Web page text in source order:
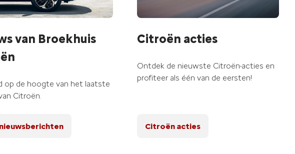
van Broekhuis
op de hoogte van het laatste
Citroën.
Citroën acties
Ontdek de nieuwste Citroën-acties en
profiteer als één van de eersten!
Citroën acties